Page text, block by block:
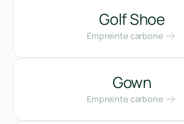
Golf Shoe
Empreinte carbone
Gown
Empreinte carbone